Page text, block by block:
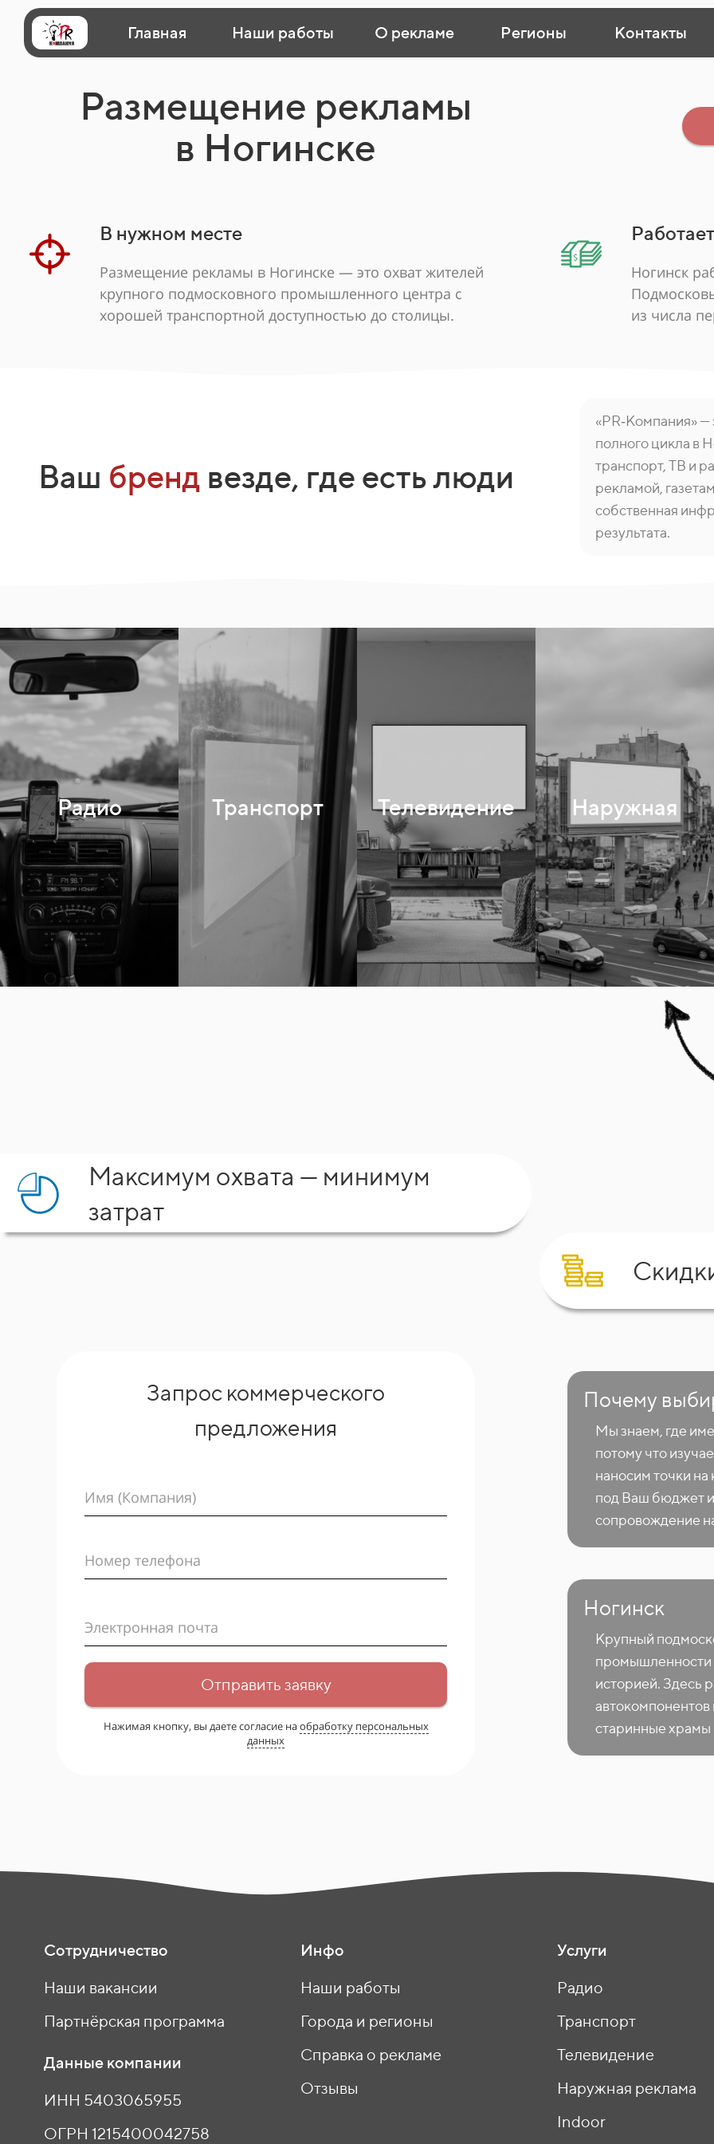
Главная Наши работы О рекламе Регионы Контакты
Размещение рекламы
в Ногинске
В нужном месте
Размещение рекламы в Ногинске — это охват жителей
крупного подмосковного промышленного центра с
хорошей транспортной доступностью до столицы.
Ногинск
из числа
Ваш бренд везде, где есть люди
«PR‑Компания»
полного цикла в
транспорт, ТВ и
рекламой,
собственная
результата.
Радио Транспорт Телевидение Наружная
Цифровые экраны
Остановки
Максимум охвата — минимум
затрат
Запрос коммерческого
предложения
Имя (Компания)
Номер телефона
Электронная почта
Отправить заявку
Нажимая кнопку, вы даете согласие наобработку персональных
данных
Почему
Мы знаем, где
потому что
наносим точки
под Ваш бюджет и
сопровождение
Ногинск
Крупный
промышленности
историей. Здесь
старинные храмы
Сотрудничество
Наши вакансии
Партнёрская программа
Данные компании
ИНН 5403065955
ОГРН 1215400042758
Инфо
Наши работы
Города и регионы
Справка о рекламе
Отзывы
Услуги
Радио
Транспорт
Телевидение
Наружная реклама
Indoor